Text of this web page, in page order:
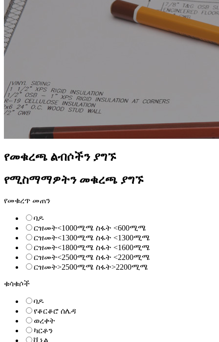
የመቁረጫ ልብሶችን ያግኙ
የሚስማማዎትን መቁረጫ ያግኙ
የመቁረጥ መጠን
ባዶ
ርዝመት<1000ሚሜ ስፋት <600ሚሜ
ርዝመት<1300ሚሜ ስፋት <1300ሚሜ
ርዝመት<1800ሚሜ ስፋት <1600ሚሜ
ርዝመት<2500ሚሜ ስፋት <2200ሚሜ
ርዝመት>2500ሚሜ ስፋት>2200ሚሜ
ቁሳቁሶች
ባዶ
የቆርቆሮ ሰሌዳ
ወረቀት
ካርቶን
ቪኒል